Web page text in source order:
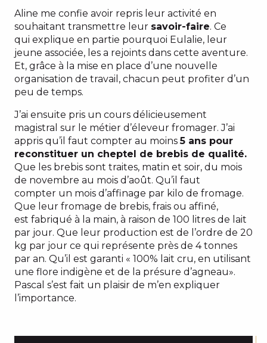
Aline me confie avoir repris leur activité en
souhaitant transmettre leur savoir-faire. Ce
qui explique en partie pourquoi Eulalie, leur
jeune associée, les a rejoints dans cette aventure.
Et, grâce à la mise en place d’une nouvelle
organisation de travail, chacun peut profiter d’un
peu de temps.
J’ai ensuite pris un cours délicieusement
magistral sur le métier d’éleveur fromager. J’ai
appris qu’il faut compter au moins5 ans pour
reconstituer un cheptel de brebis de qualité.
Que les brebis sont traites, matin et soir, du mois
de novembre au mois d’août. Qu’il faut
compter un mois d’affinage par kilo de fromage.
Que leur fromage de brebis, frais ou affiné,
est fabriqué à la main, à raison de 100 litres de lait
par jour. Que leur production est de l’ordre de 20
kg par jour ce qui représente près de 4 tonnes
par an. Qu’il est garanti « 100% lait cru, en utilisant
une flore indigène et de la présure d’agneau».
Pascal s’est fait un plaisir de m’en expliquer
l’importance.